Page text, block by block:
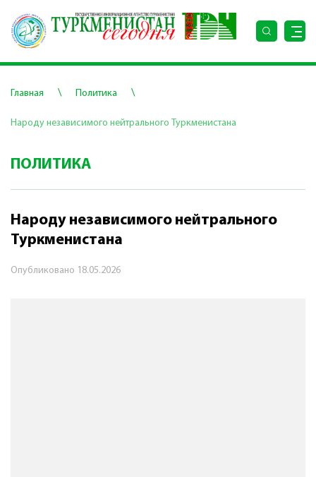
Главная \ Политика \
Народу независимого нейтрального Туркменистана
ПОЛИТИКА
Народу независимого нейтрального
Туркменистана
Опубликовано 18.05.2026